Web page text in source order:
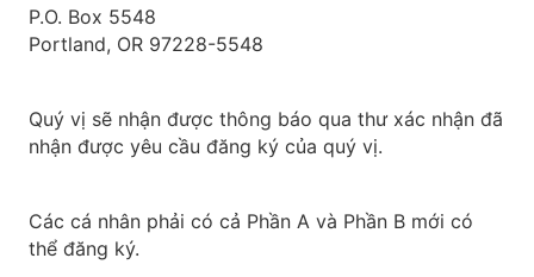
P.O. Box 5548
Portland, OR 97228-5548
Quý vị sẽ nhận được thông báo qua thư xác nhận đã
nhận được yêu cầu đăng ký của quý vị.
Các cá nhân phải có cả Phần A và Phần B mới có
thể đăng ký.